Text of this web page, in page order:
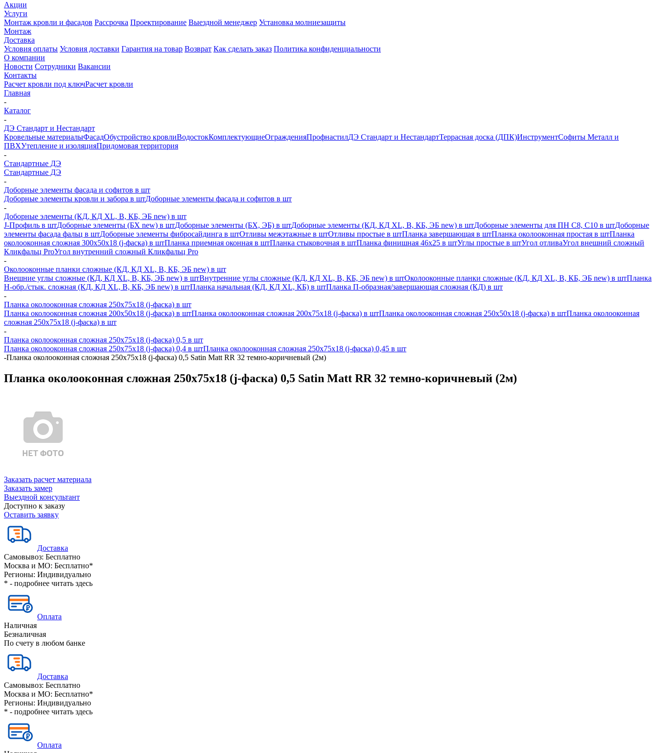
Акции
Услуги
Монтаж кровли и фасадов Рассрочка Проектирование Выездной менеджер Установка молниезащиты
Монтаж
Доставка
Условия оплаты Условия доставки Гарантия на товар Возврат Как сделать заказ Политика конфиденциальности
О компании
Новости Сотрудники Вакансии
Контакты
Расчет кровли под ключРасчет кровли
Главная
-
Каталог
-
ДЭ Стандарт и Нестандарт
Кровельные материалыФасадОбустройство кровлиВодостокКомплектующиеОгражденияПрофнастилДЭ Стандарт и НестандартТеррасная доска (ДПК)ИнструментСофиты Металл и
ПВХУтепление и изоляцияПридомовая территория
-
Стандартные ДЭ
Стандартные ДЭ
-
Доборные элементы фасада и софитов в шт
Доборные элементы кровли и забора в штДоборные элементы фасада и софитов в шт
-
Доборные элементы (КД, КД XL, В, КБ, ЭБ new) в шт
J-Профиль в штДоборные элементы (БХ new) в штДоборные элементы (БХ, ЭБ) в штДоборные элементы (КД, КД XL, В, КБ, ЭБ new) в штДоборные элементы для ПН С8, С10 в штДоборные
элементы фасада фальц в штДоборные элементы фибросайдинга в штОтливы межэтажные в штОтливы простые в штПланка завершающая в штПланка околооконная простая в штПланка
околооконная сложная 300х50х18 (j-фаска) в штПланка приемная оконная в штПланка стыковочная в штПланка финишная 46х25 в штУглы простые в штУгол отливаУгол внешний сложный
Кликфальц ProУгол внутренний сложный Кликфальц Pro
-
Околооконные планки сложные (КД, КД XL, В, КБ, ЭБ new) в шт
Внешние углы сложные (КД, КД XL, В, КБ, ЭБ new) в штВнутренние углы сложные (КД, КД XL, В, КБ, ЭБ new) в штОколооконные планки сложные (КД, КД XL, В, КБ, ЭБ new) в штПланка
H-обр./стык. сложная (КД, КД XL, В, КБ, ЭБ new) в штПланка начальная (КД, КД XL, КБ) в штПланка П-образная/завершающая сложная (КД) в шт
-
Планка околооконная сложная 250х75х18 (j-фаска) в шт
Планка околооконная сложная 200х50х18 (j-фаска) в штПланка околооконная сложная 200х75х18 (j-фаска) в штПланка околооконная сложная 250х50х18 (j-фаска) в штПланка околооконная
сложная 250х75х18 (j-фаска) в шт
-
Планка околооконная сложная 250х75х18 (j-фаска) 0,5 в шт
Планка околооконная сложная 250х75х18 (j-фаска) 0,4 в штПланка околооконная сложная 250х75х18 (j-фаска) 0,45 в шт
-Планка околооконная сложная 250х75х18 (j-фаска) 0,5 Satin Matt RR 32 темно-коричневый (2м)
Планка околооконная сложная 250х75х18 (j-фаска) 0,5 Satin Matt RR 32 темно-коричневый (2м)
Заказать расчет материала
Заказать замер
Выездной консультант
Доступно к заказу
Оставить заявку
Доставка
Самовывоз: Бесплатно
Москва и МО: Бесплатно*
Регионы: Индивидуально
* - подробнее читать здесь
Оплата
Наличная
Безналичная
По счету в любом банке
Доставка
Самовывоз: Бесплатно
Москва и МО: Бесплатно*
Регионы: Индивидуально
* - подробнее читать здесь
Оплата